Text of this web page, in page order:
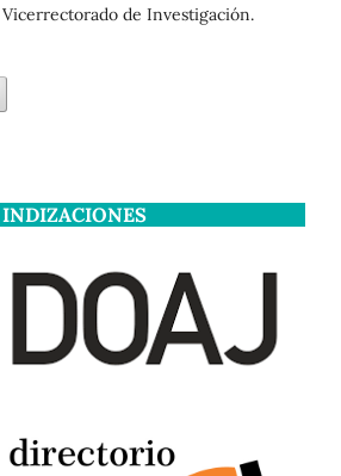
de Investigación.
INDIZACIONES